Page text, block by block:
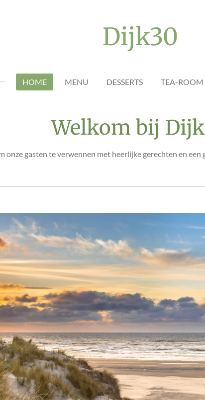
Dijk30
HOME MENU DESSERTS TEA-ROOM
Welkom bij
onze gasten te verwennen met heerlijke gerechten en